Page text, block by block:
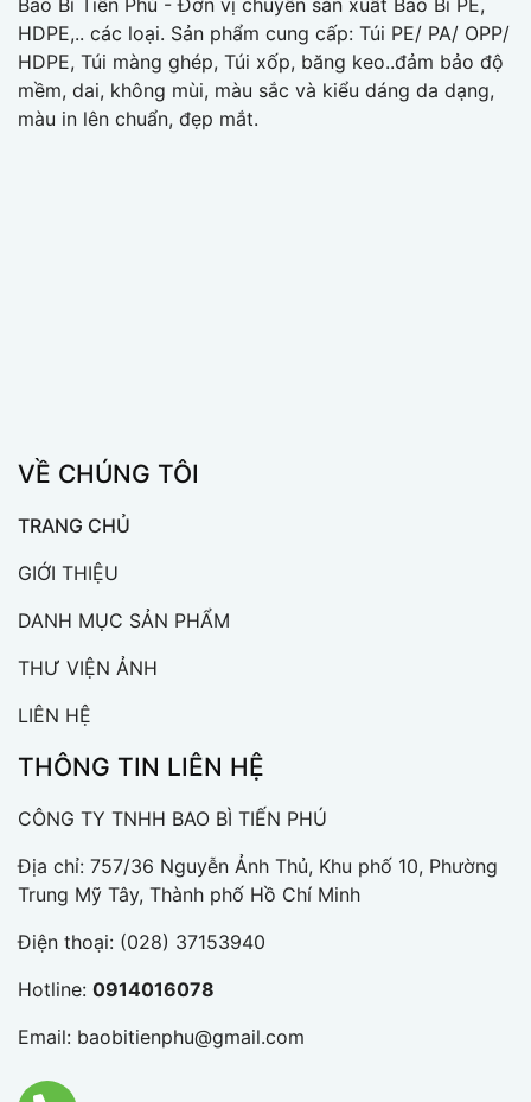
Bao Bì Tiến Phú - Đơn vị chuyên sản xuất Bao Bì PE,
HDPE,.. các loại. Sản phẩm cung cấp: Túi PE/ PA/ OPP/
HDPE, Túi màng ghép, Túi xốp, băng keo..đảm bảo độ
mềm, dai, không mùi, màu sắc và kiểu dáng da dạng,
màu in lên chuẩn, đẹp mắt.
VỀ CHÚNG TÔI
TRANG CHỦ
GIỚI THIỆU
DANH MỤC SẢN PHẨM
THƯ VIỆN ẢNH
LIÊN HỆ
THÔNG TIN LIÊN HỆ
CÔNG TY TNHH BAO BÌ TIẾN PHÚ
Địa chỉ: 757/36 Nguyễn Ảnh Thủ, Khu phố 10, Phường
Trung Mỹ Tây, Thành phố Hồ Chí Minh
Điện thoại: (028) 37153940
Hotline: 0914016078
Email: baobitienphu@gmail.com